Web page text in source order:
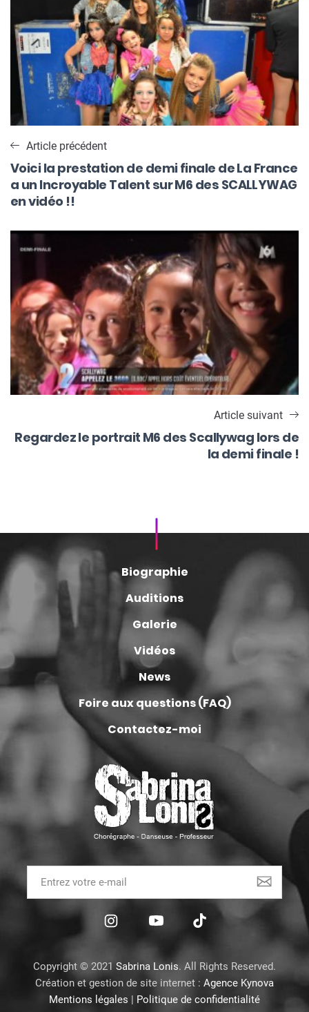
Article précédent
Voici la prestation de demi finale de La France
a un Incroyable Talent sur M6 des SCALLYWAG
en vidéo !!
Article suivant
Regardez le portrait M6 des Scallywag lors de
la demi finale !
Biographie
Auditions
Galerie
Vidéos
News
Foire aux questions (FAQ)
Contactez-moi
Copyright © 2021 Sabrina Lonis. All Rights Reserved.
Création et gestion de site internet : Agence Kynova
Mentions légales | Politique de confidentialité